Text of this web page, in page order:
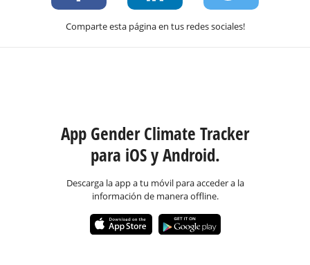
Comparte esta página en tus redes sociales!
App Gender Climate Tracker
para iOS y Android.
Descarga la app a tu móvil para acceder a la
información de manera offline.